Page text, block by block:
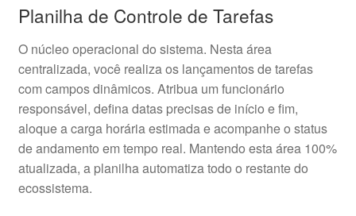
Planilha de Controle de Tarefas
O núcleo operacional do sistema. Nesta área
centralizada, você realiza os lançamentos de tarefas
com campos dinâmicos. Atribua um funcionário
responsável, defina datas precisas de início e fim,
aloque a carga horária estimada e acompanhe o status
de andamento em tempo real. Mantendo esta área 100%
atualizada, a planilha automatiza todo o restante do
ecossistema.